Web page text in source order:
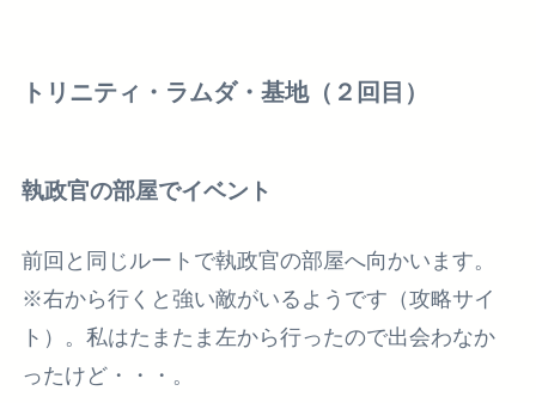
トリニティ・ラムダ・基地（２回目）
執政官の部屋でイベント
前回と同じルートで執政官の部屋へ向かいます。
※右から行くと強い敵がいるようです（攻略サイ
ト）。 私はたまたま左から行ったので出会わなか
ったけど・・・。